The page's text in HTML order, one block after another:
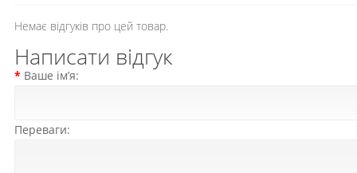
Немає відгуків про цей товар.
Написати відгук
Ваше ім’я:
Переваги: